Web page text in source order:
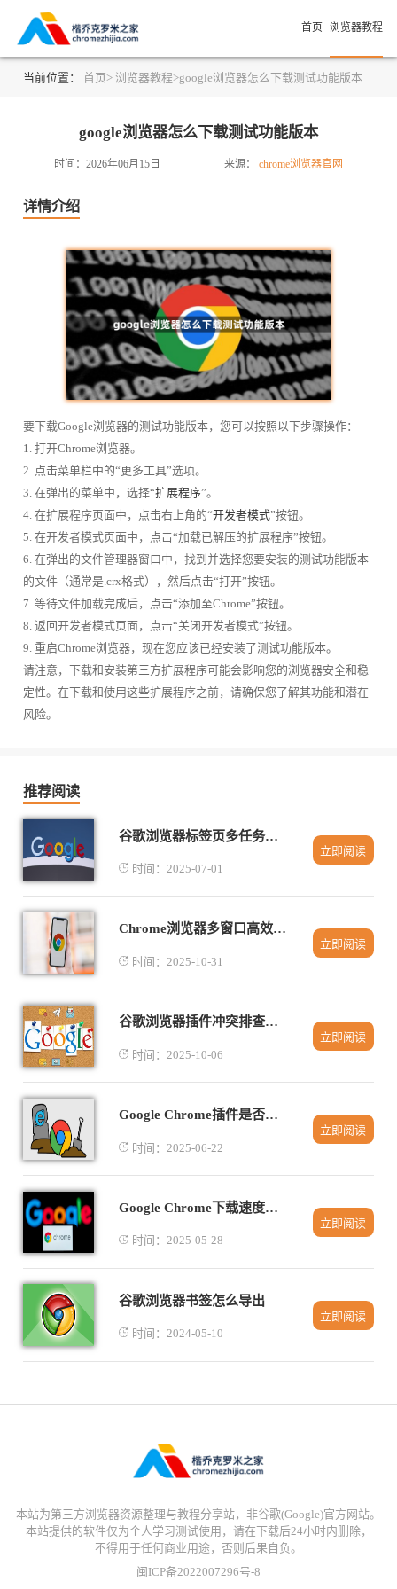
首页 浏览器教程
当前位置： 首页> 浏览器教程>google浏览器怎么下载测试功能版本
google浏览器怎么下载测试功能版本
时间：2026年06月15日 来源： chrome浏览器官网
详情介绍
要下载Google浏览器的测试功能版本，您可以按照以下步骤操作：
1. 打开Chrome浏览器。
2. 点击菜单栏中的“更多工具”选项。
3. 在弹出的菜单中，选择“扩展程序”。
4. 在扩展程序页面中，点击右上角的“开发者模式”按钮。
5. 在开发者模式页面中，点击“加载已解压的扩展程序”按钮。
6. 在弹出的文件管理器窗口中，找到并选择您要安装的测试功能版本
的文件（通常是.crx格式），然后点击“打开”按钮。
7. 等待文件加载完成后，点击“添加至Chrome”按钮。
8. 返回开发者模式页面，点击“关闭开发者模式”按钮。
9. 重启Chrome浏览器，现在您应该已经安装了测试功能版本。
请注意，下载和安装第三方扩展程序可能会影响您的浏览器安全和稳
定性。在下载和使用这些扩展程序之前，请确保您了解其功能和潜在
风险。
推荐阅读
谷歌浏览器标签页多任务操作技巧
时间：2025-07-01
立即阅读
Chrome浏览器多窗口高效操作方案
时间：2025-10-31
立即阅读
谷歌浏览器插件冲突排查操作方法创新
时间：2025-10-06
立即阅读
Google Chrome插件是否支持智能热点词分析
时间：2025-06-22
立即阅读
Google Chrome下载速度慢的DNS替换方法
时间：2025-05-28
立即阅读
谷歌浏览器书签怎么导出
时间：2024-05-10
立即阅读
本站为第三方浏览器资源整理与教程分享站，非谷歌(Google)官方网站。
本站提供的软件仅为个人学习测试使用，请在下载后24小时内删除，
不得用于任何商业用途，否则后果自负。
闽ICP备2022007296号-8